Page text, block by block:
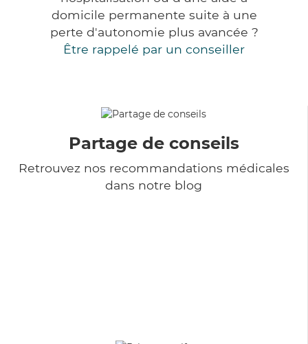
domicile permanente suite à une
perte d'autonomie plus avancée ?
Être rappelé par un conseiller
Partage de conseils
Retrouvez nos recommandations médicales
dans notre blog